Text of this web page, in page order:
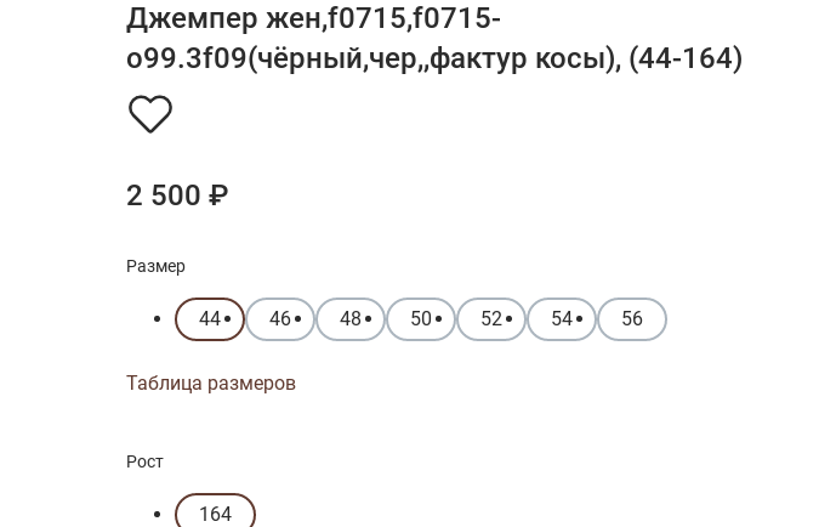
Джемпер жен,f0715,f0715-
o99.3f09(чёрный,чер,,фактур косы), (44-164)
2 500 ₽
Размер
44 46 48 50 52 54 56
Таблица размеров
Рост
164